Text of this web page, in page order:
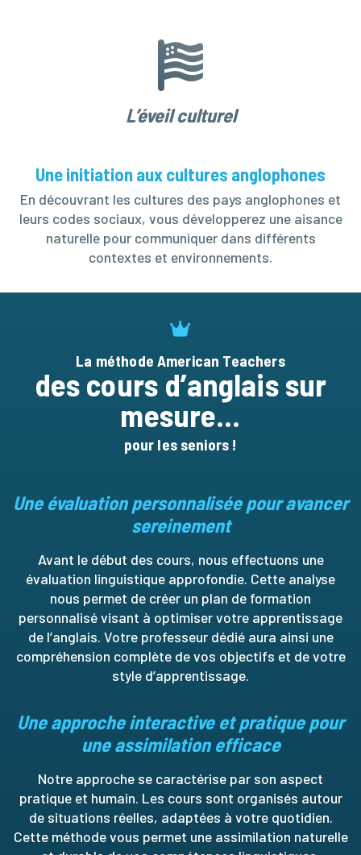
L’éveil culturel
Une initiation aux cultures anglophones
En découvrant les cultures des pays anglophones et
leurs codes sociaux, vous développerez une aisance
naturelle pour communiquer dans différents
contextes et environnements.
La méthode American Teachers
des cours d’anglais sur
mesure…
pour les seniors !
Une évaluation personnalisée pour avancer
sereinement
Avant le début des cours, nous effectuons une
évaluation linguistique approfondie. Cette analyse
nous permet de créer un plan de formation
personnalisé visant à optimiser votre apprentissage
de l’anglais. Votre professeur dédié aura ainsi une
compréhension complète de vos objectifs et de votre
style d’apprentissage.
Une approche interactive et pratique pour
une assimilation efficace
Notre approche se caractérise par son aspect
pratique et humain. Les cours sont organisés autour
de situations réelles, adaptées à votre quotidien.
Cette méthode vous permet une assimilation naturelle